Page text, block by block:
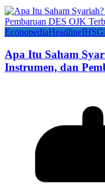
EconopediaHeadlineIHSG
Apa Itu Saham
Instrumen, dan